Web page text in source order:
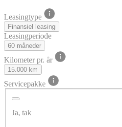
Leasingtype
Finansiel leasing
Leasingperiode
60 måneder
Kilometer pr. år
15.000 km
Servicepakke
Ja, tak